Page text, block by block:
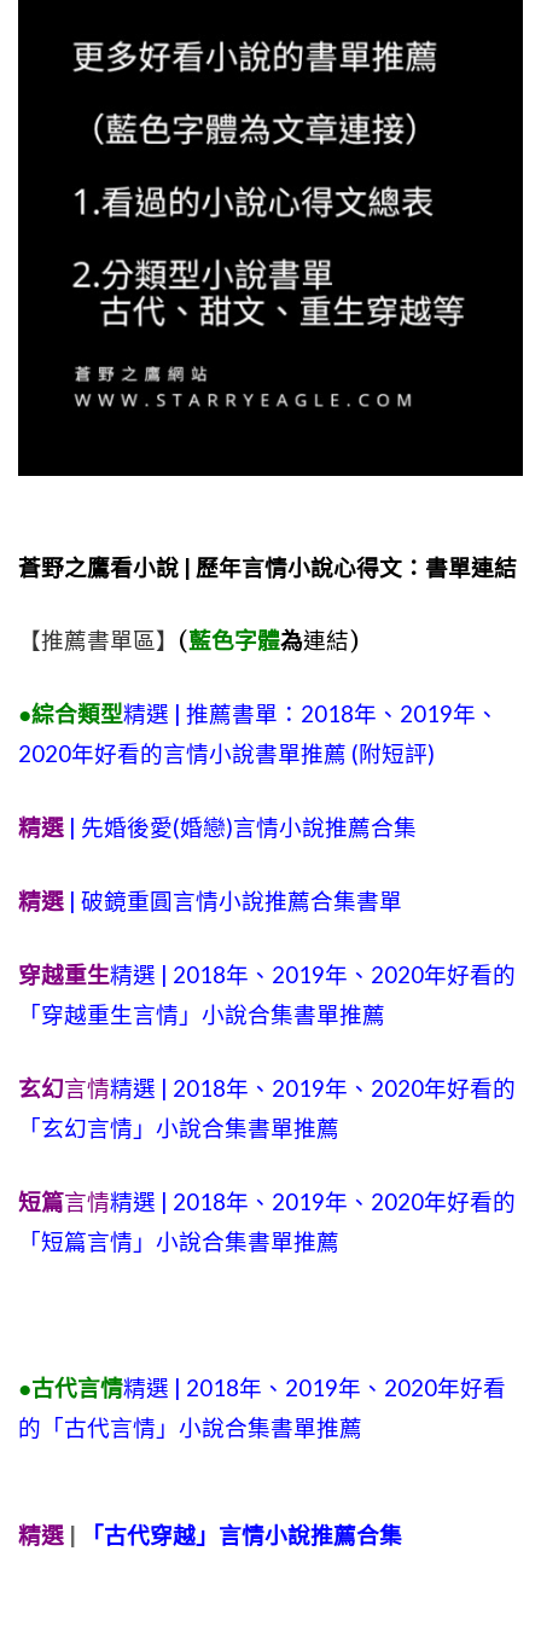
蒼野之鷹看小說 | 歷年言情小說心得文：書單連結
【推薦書單區】 (藍色字體為連結)
●綜合類型精選 | 推薦書單：2018年、2019年、
2020年好看的言情小說書單推薦 (附短評)
精選 | 先婚後愛(婚戀)言情小說推薦合集
精選 | 破鏡重圓言情小說推薦合集書單
穿越重生精選 | 2018年、2019年、2020年好看的
「穿越重生言情」小說合集書單推薦
玄幻言情精選 | 2018年、2019年、2020年好看的
「玄幻言情」小說合集書單推薦
短篇言情精選 | 2018年、2019年、2020年好看的
「短篇言情」小說合集書單推薦
●古代言情精選 | 2018年、2019年、2020年好看
的「古代言情」小說合集書單推薦
精選 「古代穿越」言情小說推薦合集